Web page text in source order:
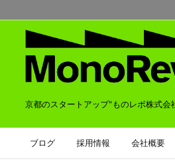
京都のスタートアップ"ものレボ株式会
ブログ 採用情報 会社概要